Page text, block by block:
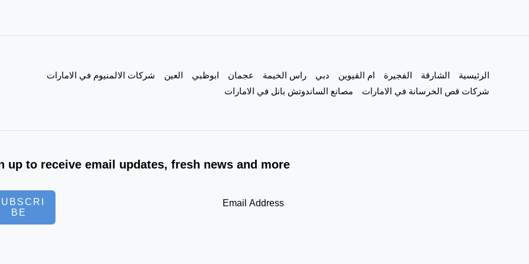
الرئيسية الشارقة الفجيرة ام القيوين دبي راس الخيمة عجمان ابوظبي العين
شركات الالمنيوم في الامارات
شركات قص الخرسانة في الامارات
مصانع الساندوتش بانل في الامارات
up to receive email updates, fresh news and more!
BE